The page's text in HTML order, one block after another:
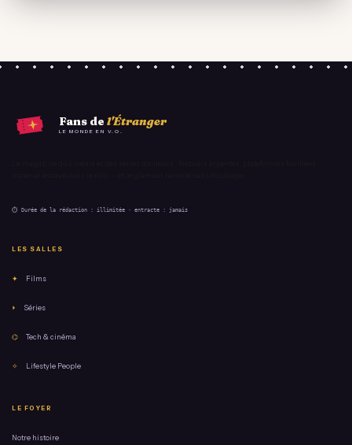
Fans de l'Étranger
LE MONDE EN V.O.
⏱ Durée de la rédaction : illimitée · entracte : jamais
LES SALLES
✦ Films
⏵ Séries
⌬ Tech & cinéma
✧ Lifestyle People
LE FOYER
Notre histoire